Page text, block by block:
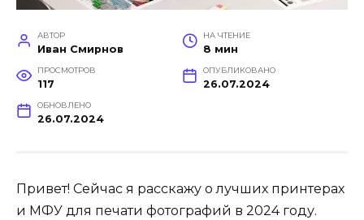
АВТОР
Иван Смирнов
НА ЧТЕНИЕ
8 мин
ПРОСМОТРОВ
117
ОПУБЛИКОВАНО
26.07.2024
ОБНОВЛЕНО
26.07.2024
Привет! Сейчас я расскажу о лучших принтерах
и МФУ для печати фотографий в 2024 году.